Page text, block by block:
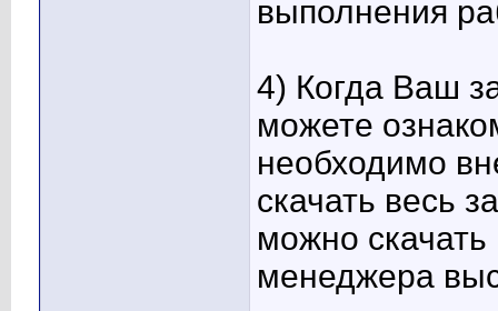
выполнения
4) Когда Ваш
можете
необходимо
скачать весь
можно
менеджера